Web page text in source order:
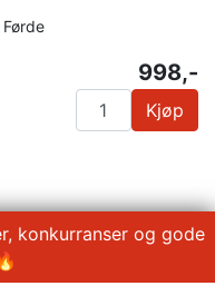
998,-
Kjøp
konkurranser og gode